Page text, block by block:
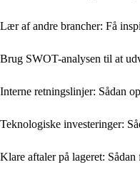
Lær af andre brancher: Få
Brug SWOT-analysen til at
Interne retningslinjer: Sådan
Teknologiske investeringer:
Klare aftaler på lageret: